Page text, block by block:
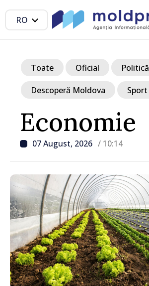
RO
Economie
07 August, 2026 / 10:14
Toate Oficial Politică
Descoperă Moldova Sport